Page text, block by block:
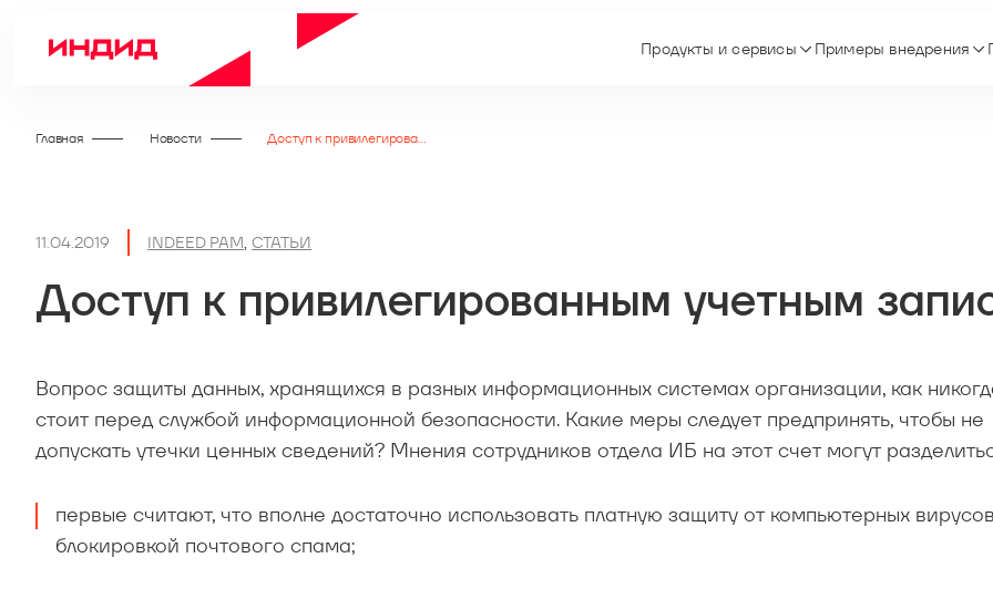
Продукты и сервисы Примеры внедрения
Главная Новости Доступ к привилегированным учетным записям
11.04.2019 INDEED PAM, СТАТЬИ
Доступ к привилегированным учетным
Вопрос защиты данных, хранящихся в разных информационных системах организации, как
стоит перед службой информационной безопасности. Какие меры следует предпринять, чтобы не
допускать утечки ценных сведений? Мнения сотрудников отдела ИБ на этот счет могут
первые считают, что вполне достаточно использовать платную защиту от компьютерных
блокировкой почтового спама;